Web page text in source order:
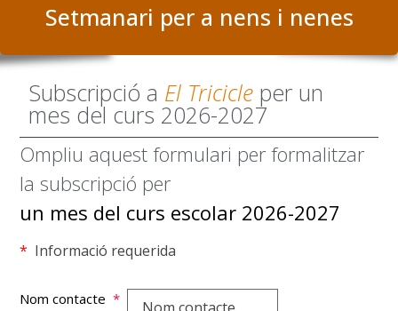
Setmanari per a nens i nenes
Subscripció a El Tricicle per un
mes del curs 2026-2027
Ompliu aquest formulari per formalitzar
la subscripció per
un mes del curs escolar 2026-2027
* Informació requerida
Nom contacte*